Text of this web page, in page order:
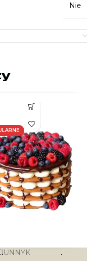
Nie
z mascarpone i